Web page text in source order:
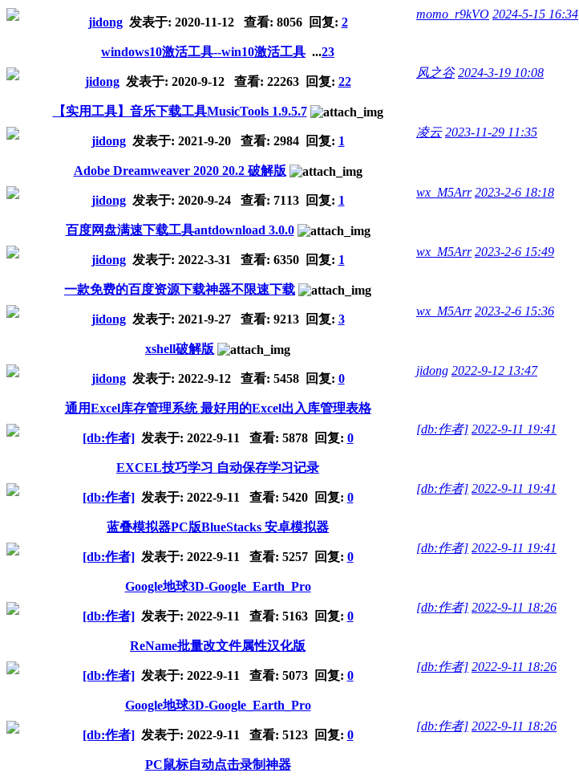
jidong发表于: 2020-11-12查看: 8056 回复: 2
momo_r9kVO 2024-5-15 16:34
windows10激活工具--win10激活工具 ...23
jidong发表于: 2020-9-12查看: 22263 回复: 22
风之谷 2024-3-19 10:08
【实用工具】音乐下载工具MusicTools 1.9.5.7
jidong发表于: 2021-9-20查看: 2984 回复: 1
凌云 2023-11-29 11:35
Adobe Dreamweaver 2020 20.2 破解版
jidong发表于: 2020-9-24查看: 7113 回复: 1
wx_M5Arr 2023-2-6 18:18
百度网盘满速下载工具antdownload 3.0.0
jidong发表于: 2022-3-31 查看: 6350 回复: 1
wx_M5Arr 2023-2-6 15:49
一款免费的百度资源下载神器不限速下载
jidong发表于: 2021-9-27查看: 9213 回复: 3
wx_M5Arr 2023-2-6 15:36
xshell破解版
jidong发表于: 2022-9-12查看: 5458 回复: 0
jidong 2022-9-12 13:47
通用Excel库存管理系统 最好用的Excel出入库管理表格
[db:作者]发表于: 2022-9-11 查看: 5878 回复: 0
[db:作者] 2022-9-11 19:41
EXCEL技巧学习 自动保存学习记录
[db:作者]发表于: 2022-9-11 查看: 5420 回复: 0
[db:作者] 2022-9-11 19:41
蓝叠模拟器PC版BlueStacks 安卓模拟器
[db:作者]发表于: 2022-9-11 查看: 5257 回复: 0
[db:作者] 2022-9-11 19:41
Google地球3D-Google_Earth_Pro
[db:作者]发表于: 2022-9-11 查看: 5163 回复: 0
[db:作者] 2022-9-11 18:26
ReName批量改文件属性汉化版
[db:作者]发表于: 2022-9-11 查看: 5073 回复: 0
[db:作者] 2022-9-11 18:26
Google地球3D-Google_Earth_Pro
[db:作者]发表于: 2022-9-11 查看: 5123 回复: 0
[db:作者] 2022-9-11 18:26
PC鼠标自动点击录制神器